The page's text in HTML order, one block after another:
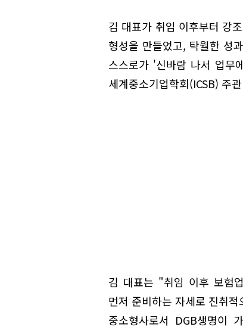
김 대표가 취임 이후부터 강
형성을 만들었고, 탁월한 성
스스로가 '신바람 나서 업무
세계중소기업학회(ICSB) 주
김 대표는 "취임 이후 보험
먼저 준비하는 자세로 진취
중소형사로서 DGB생명이